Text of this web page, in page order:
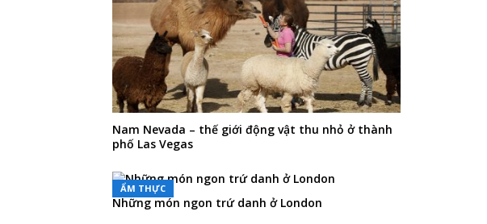
Nam Nevada – thế giới động vật thu nhỏ ở thành
phố Las Vegas
ẨM THỰC
Những món ngon trứ danh ở London